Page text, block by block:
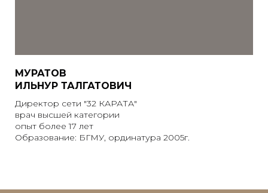
МУРАТОВ
ИЛЬНУР ТАЛГАТОВИЧ
Директор сети "32 КАРАТА"
врач высшей категории
опыт более 17 лет
Образование: БГМУ, ординатура 2005г.